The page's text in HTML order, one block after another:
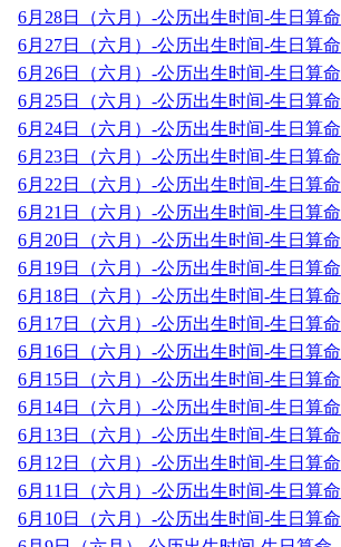
6月28日（六月）-公历出生时间-生日算命
6月27日（六月）-公历出生时间-生日算命
6月26日（六月）-公历出生时间-生日算命
6月25日（六月）-公历出生时间-生日算命
6月24日（六月）-公历出生时间-生日算命
6月23日（六月）-公历出生时间-生日算命
6月22日（六月）-公历出生时间-生日算命
6月21日（六月）-公历出生时间-生日算命
6月20日（六月）-公历出生时间-生日算命
6月19日（六月）-公历出生时间-生日算命
6月18日（六月）-公历出生时间-生日算命
6月17日（六月）-公历出生时间-生日算命
6月16日（六月）-公历出生时间-生日算命
6月15日（六月）-公历出生时间-生日算命
6月14日（六月）-公历出生时间-生日算命
6月13日（六月）-公历出生时间-生日算命
6月12日（六月）-公历出生时间-生日算命
6月11日（六月）-公历出生时间-生日算命
6月10日（六月）-公历出生时间-生日算命